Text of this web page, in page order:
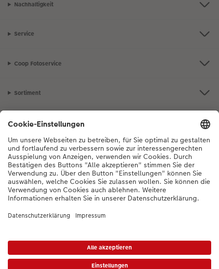
Nachhaltigkeit
Service
Coop Fotoservice
Sortiment
Inspiration
Bei Fragen zu Produkten oder der Bestellung können Sie uns gerne von
Montag bis Samstag von 8:00 – 20:00 Uhr und Sonntag von 10:00 –
20:00 Uhr (gesetzliche Feiertage ausgenommen) unter der
Telefonnummer044 499 10 36kontaktieren.
DE| FR|IT
Produkt hat ggfs. einen höheren Preis.
|AGB|Datenschutz|Impressum